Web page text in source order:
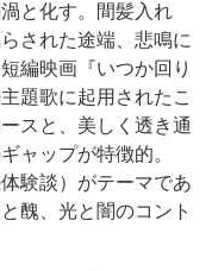
と化す。間髪入れ
された途端、悲鳴に
編映画『いつか回り
題歌に起用されたこ
スと、美しく透き通
ャップが特徴的。
験談）がテーマであ
醜、光と闇のコント